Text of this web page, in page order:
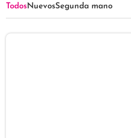
TodosNuevosSegunda mano